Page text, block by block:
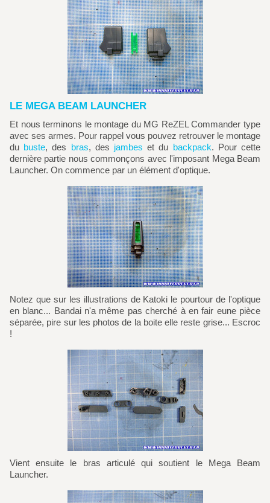
LE MEGA BEAM LAUNCHER
Et nous terminons le montage du MG ReZEL Commander type
avec ses armes. Pour rappel vous pouvez retrouver le montage
du buste, des bras, des jambeset du backpack. Pour cette
dernière partie nous commonçons avec l'imposant Mega Beam
Launcher. On commence par un élément d'optique.
Notez que sur les illustrations de Katoki le pourtour de l'optique
en blanc... Bandai n'a même pas cherché à en fair eune pièce
séparée, pire sur les photos de la boite elle reste grise... Escroc
!
Vient ensuite le bras articulé qui soutient le Mega Beam
Launcher.